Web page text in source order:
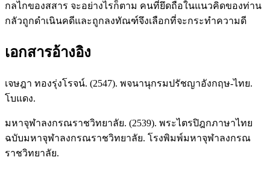
กลไกของสสาร จะอย่างไรก็ตาม คนที่ยึดถือในแนวคิดของท่าน
กลัวถูกดำเนินคดีและถูกลงทัณฑ์จึงเลือกที่จะกระทำความดี
เอกสารอ้างอิง
เจษฎา ทองรุ่งโรจน์. (2547). พจนานุกรมปรัชญาอังกฤษ-ไทย.
โบแดง.
มหาจุฬาลงกรณราชวิทยาลัย. (2539). พระไตรปิฎกภาษาไทย
ฉบับมหาจุฬาลงกรณราชวิทยาลัย. โรงพิมพ์มหาจุฬาลงกรณ
ราชวิทยาลัย.